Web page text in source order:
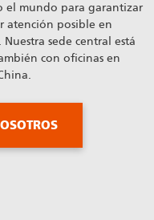
el mundo para garantizar
atención posible en
sede central está
con oficinas en